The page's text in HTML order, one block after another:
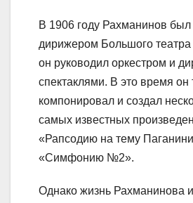
В 1906 году Рахманинов был
дирижером Большого театра
он руководил оркестром и
спектаклями. В это время он
компонировал и создал
самых известных
«Рапсодию на тему
«Симфонию №2».
Однако жизнь Рахманинова